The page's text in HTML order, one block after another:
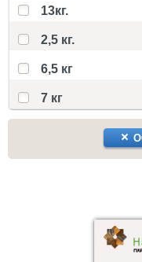
13кг.
2,5 кг.
6,5 кг
7 кг